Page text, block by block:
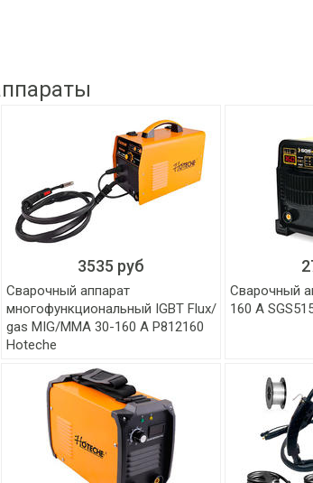
3535 руб
Сварочный аппарат
многофункциональный IGBT Flux/
gas MIG/MMA 30-160 А P812160
Hoteche
Сварочный
160 А